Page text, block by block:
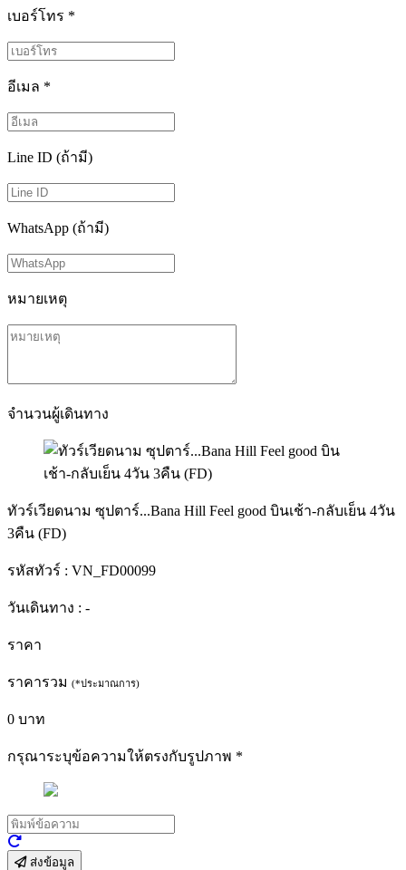
เบอร์โทร *
อีเมล *
Line ID (ถ้ามี)
WhatsApp (ถ้ามี)
หมายเหตุ
จำนวนผู้เดินทาง
ทัวร์เวียดนาม ซุปตาร์...Bana Hill Feel good บินเช้า-กลับเย็น 4วัน
3คืน (FD)
รหัสทัวร์ : VN_FD00099
วันเดินทาง : -
ราคา
ราคารวม (*ประมาณการ)
0 บาท
กรุณาระบุข้อความให้ตรงกับรูปภาพ *
ส่งข้อมูล